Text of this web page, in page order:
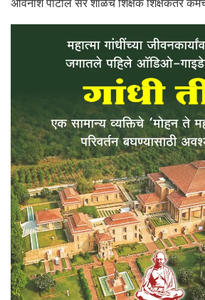
अविनाश पाटील सर शाळेचे शिक्षक शिक्षकेतर